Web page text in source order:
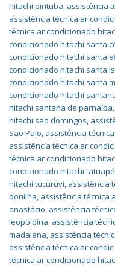
hitachi pirituba, assistência
assistência técnica ar
técnica ar condicionado
condicionado hitachi santa
condicionado hitachi santa
condicionado hitachi santa
condicionado hitachi santa
condicionado hitachi
hitachi santana de parnaíba,
hitachi são domingos,
São Palo, assistência
assistência técnica ar
técnica ar condicionado
condicionado hitachi tatuapé
hitachi tucuruvi, assistência
bonilha, assistência técnica
anastácio, assistência
leopoldina, assistência
madalena, assistência
assistência técnica ar
técnica ar condicionado